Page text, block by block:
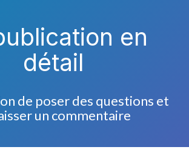
en
détail
de poser des questions et
un commentaire